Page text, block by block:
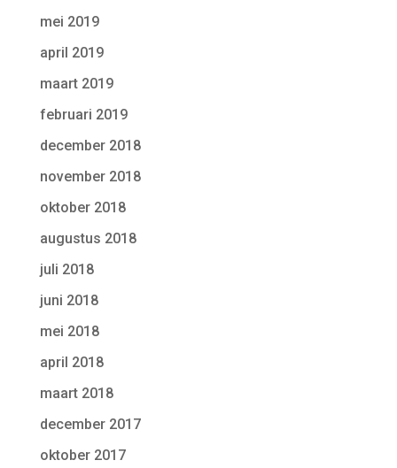
mei 2019
april 2019
maart 2019
februari 2019
december 2018
november 2018
oktober 2018
augustus 2018
juli 2018
juni 2018
mei 2018
april 2018
maart 2018
december 2017
oktober 2017